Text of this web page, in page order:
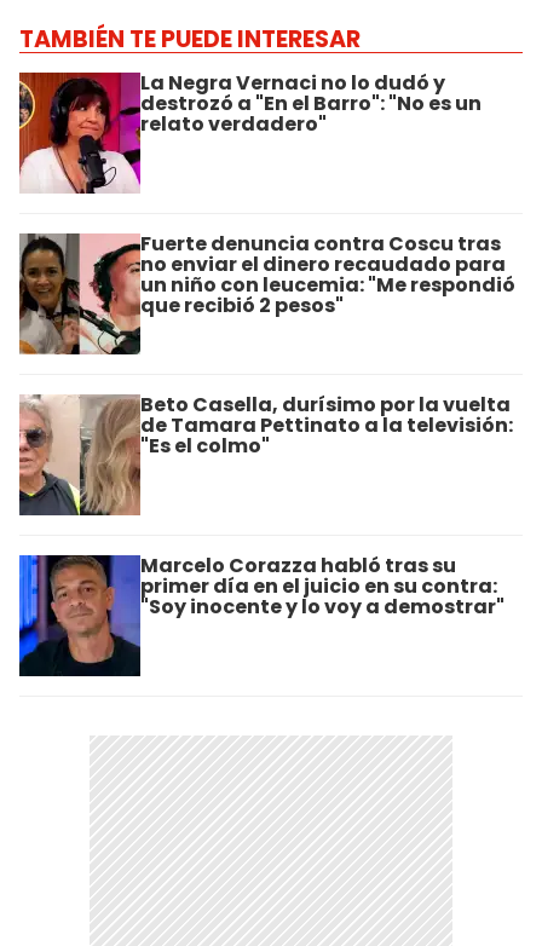
TAMBIÉN TE PUEDE INTERESAR
La Negra Vernaci no lo dudó y
destrozó a "En el Barro": "No es un
relato verdadero"
Fuerte denuncia contra Coscu tras
no enviar el dinero recaudado para
un niño con leucemia: "Me respondió
que recibió 2 pesos"
Beto Casella, durísimo por la vuelta
de Tamara Pettinato a la televisión:
"Es el colmo"
Marcelo Corazza habló tras su
primer día en el juicio en su contra:
"Soy inocente y lo voy a demostrar"